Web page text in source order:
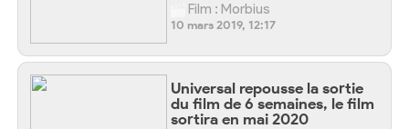
Film : Morbius
10 mars 2019, 12:17
Universal repousse la sortie
du film de 6 semaines, le film
sortira en mai 2020